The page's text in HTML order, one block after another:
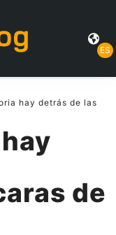
ES
hay detrás de las
de